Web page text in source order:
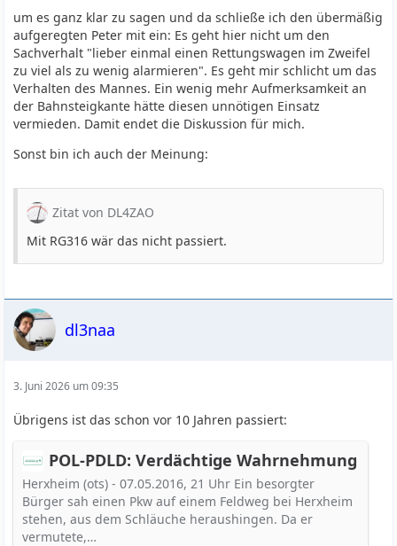
um es ganz klar zu sagen und da schließe ich den übermäßig
aufgeregten Peter mit ein: Es geht hier nicht um den
Sachverhalt "lieber einmal einen Rettungswagen im Zweifel
zu viel als zu wenig alarmieren". Es geht mir schlicht um das
Verhalten des Mannes. Ein wenig mehr Aufmerksamkeit an
der Bahnsteigkante hätte diesen unnötigen Einsatz
vermieden. Damit endet die Diskussion für mich.
Sonst bin ich auch der Meinung:
Zitat von DL4ZAO
Mit RG316 wär das nicht passiert.
dl3naa
3. Juni 2026 um 09:35
Übrigens ist das schon vor 10 Jahren passiert:
POL-PDLD: Verdächtige Wahrnehmung
Herxheim (ots) - 07.05.2016, 21 Uhr Ein besorgter
Bürger sah einen Pkw auf einem Feldweg bei Herxheim
stehen, aus dem Schläuche heraushingen. Da er
vermutete,…